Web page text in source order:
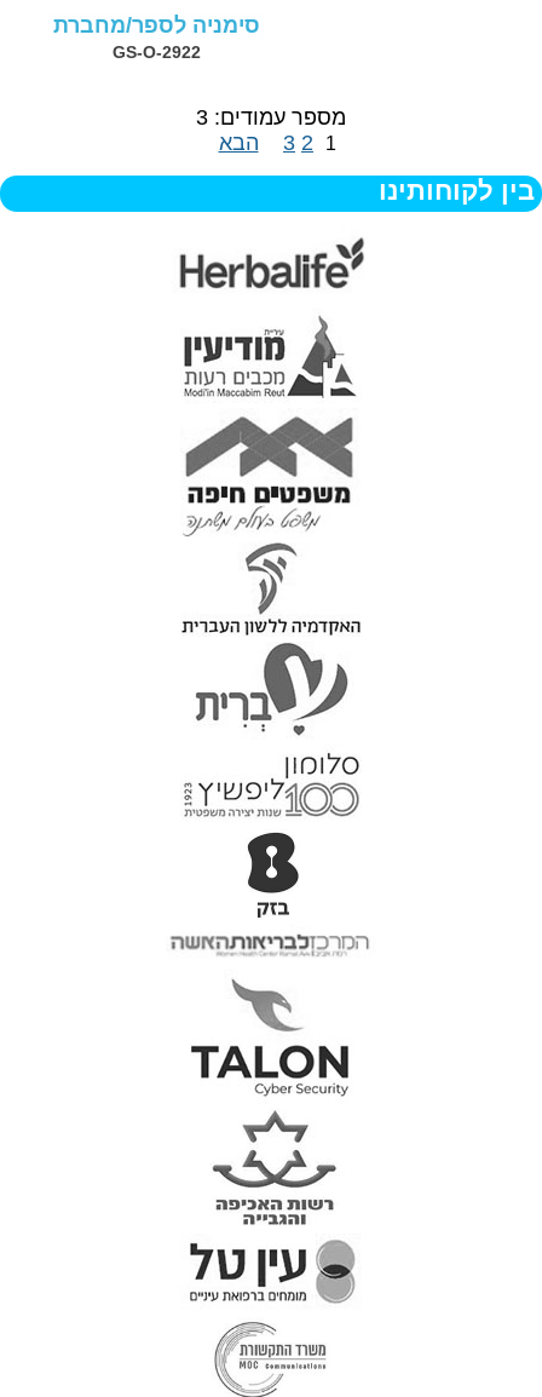
סימניה לספר/מחברת
GS-O-2922
מספר עמודים: 3
1
2
3 הבא
בין לקוחותינו